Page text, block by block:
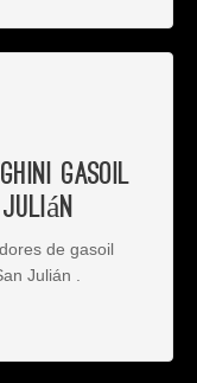
Gasoil
Julián
de gasoil
Julián .